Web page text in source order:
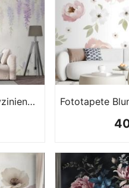
Fototapete Hängende Glyzinienblüten Mit Kolibris In Aquarell Fototapete